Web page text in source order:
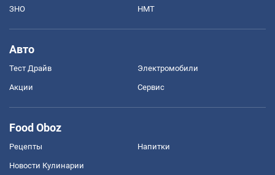
ЗНО НМТ
Авто
Тест Драйв Электромобили
Акции Сервис
Food Oboz
Рецепты Напитки
Новости Кулинарии